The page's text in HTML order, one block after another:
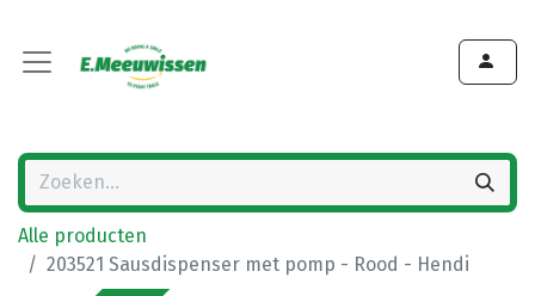
Alle producten
203521 Sausdispenser met pomp - Rood - Hendi